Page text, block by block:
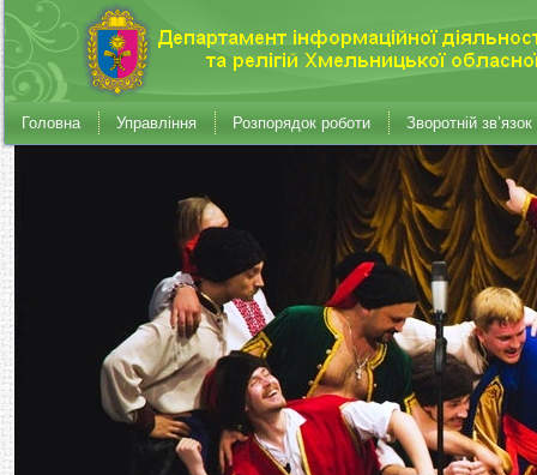
Головна Управління Розпорядок роботи Зворотній зв’язок